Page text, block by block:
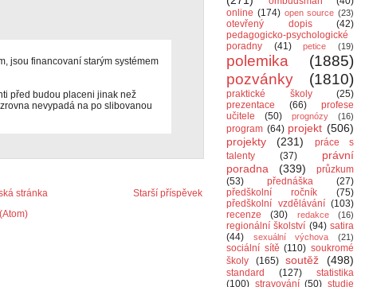
jsou financovaní starým systémem
před budou placeni jinak než
nevypadá na po slibovanou
Starší příspěvek
stránka
online (174) open source (23)
otevřený dopis
(42)
pedagogicko-psychologické
poradny
(41) petice (19)
polemika
(1885)
pozvánky
(1810)
praktické školy
(25)
prezentace
(66)
profese
učitele
(50) prognózy (16)
program (64) projekt (506)
projekty
(231)
práce s
talenty
(37)
právní
poradna
(339)
průzkum
(53)
přednáška
(27)
předškolní ročník
(75)
předškolní vzdělávání (103)
recenze
(30) redakce (16)
regionální školství (94) satira
(44)
sexuální výchova (21)
sociální sítě (110) soukromé
školy
(165) soutěž (498)
standard (127)
statistika
(100) stravování (50) studie